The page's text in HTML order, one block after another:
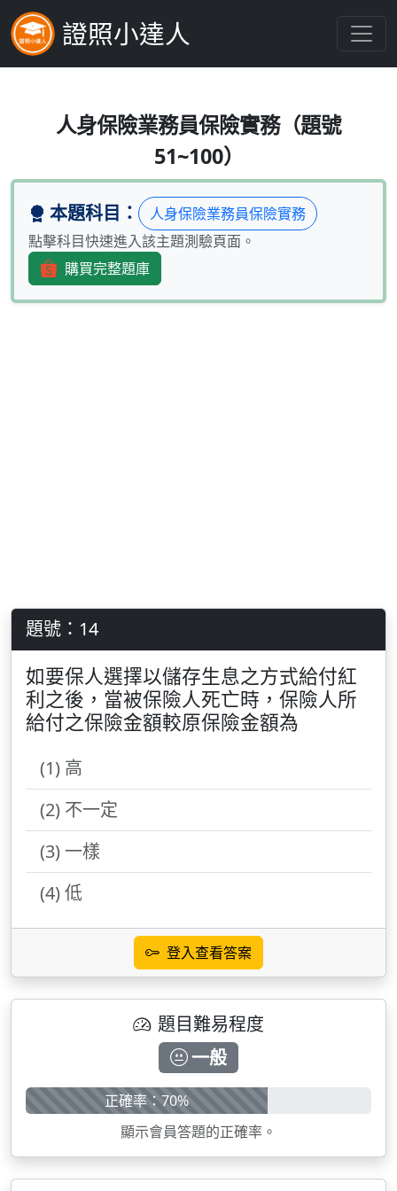
證照小達人
如要保人選擇以儲存生息之方式
人身保險業務員保險實務（題號
51~100）
本題科目：
人身保險業務員保險實務
點擊科目快速進入該主題測驗頁面。
購買完整題庫
題號：14
如要保人選擇以儲存生息之方式給付紅
利之後，當被保險人死亡時，保險人所
給付之保險金額較原保險金額為
(1) 高
(2) 不一定
(3) 一樣
(4) 低
登入查看答案
題目難易程度
一般
正確率：70%
顯示會員答題的正確率。